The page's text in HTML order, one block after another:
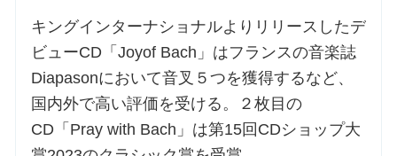
キングインターナショナルよりリリースしたデ
ビューCD「Joyof Bach」はフランスの音楽誌
Diapasonにおいて音叉５つを獲得するなど、
国内外で高い評価を受ける。２枚目の
CD「Pray with Bach」は第15回CDショップ大